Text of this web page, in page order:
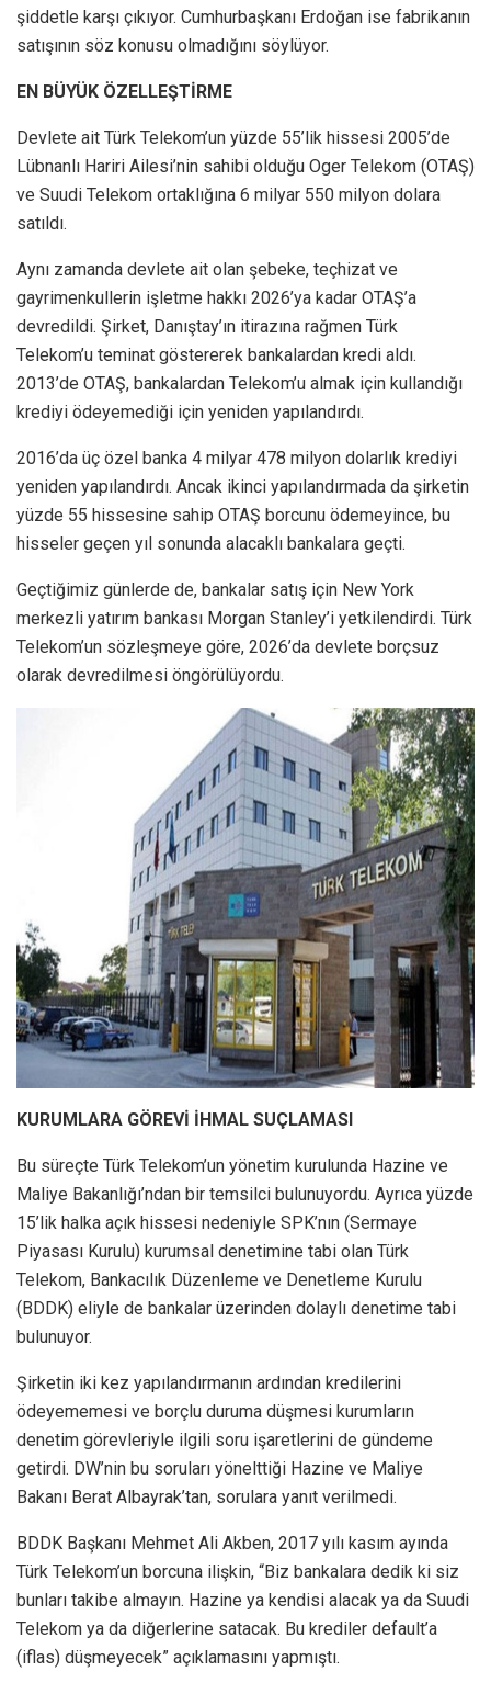
şiddetle karşı çıkıyor. Cumhurbaşkanı Erdoğan ise fabrikanın
satışının söz konusu olmadığını söylüyor.
EN BÜYÜK ÖZELLEŞTİRME
Devlete ait Türk Telekom’un yüzde 55’lik hissesi 2005’de
Lübnanlı Hariri Ailesi’nin sahibi olduğu Oger Telekom (OTAŞ)
ve Suudi Telekom ortaklığına 6 milyar 550 milyon dolara
satıldı.
Aynı zamanda devlete ait olan şebeke, teçhizat ve
gayrimenkullerin işletme hakkı 2026’ya kadar OTAŞ’a
devredildi. Şirket, Danıştay’ın itirazına rağmen Türk
Telekom’u teminat göstererek bankalardan kredi aldı.
2013’de OTAŞ, bankalardan Telekom’u almak için kullandığı
krediyi ödeyemediği için yeniden yapılandırdı.
2016’da üç özel banka 4 milyar 478 milyon dolarlık krediyi
yeniden yapılandırdı. Ancak ikinci yapılandırmada da şirketin
yüzde 55 hissesine sahip OTAŞ borcunu ödemeyince, bu
hisseler geçen yıl sonunda alacaklı bankalara geçti.
Geçtiğimiz günlerde de, bankalar satış için New York
merkezli yatırım bankası Morgan Stanley’i yetkilendirdi. Türk
Telekom’un sözleşmeye göre, 2026’da devlete borçsuz
olarak devredilmesi öngörülüyordu.
KURUMLARA GÖREVİ İHMAL SUÇLAMASI
Bu süreçte Türk Telekom’un yönetim kurulunda Hazine ve
Maliye Bakanlığı’ndan bir temsilci bulunuyordu. Ayrıca yüzde
15’lik halka açık hissesi nedeniyle SPK’nın (Sermaye
Piyasası Kurulu) kurumsal denetimine tabi olan Türk
Telekom, Bankacılık Düzenleme ve Denetleme Kurulu
(BDDK) eliyle de bankalar üzerinden dolaylı denetime tabi
bulunuyor.
Şirketin iki kez yapılandırmanın ardından kredilerini
ödeyememesi ve borçlu duruma düşmesi kurumların
denetim görevleriyle ilgili soru işaretlerini de gündeme
getirdi. DW’nin bu soruları yönelttiği Hazine ve Maliye
Bakanı Berat Albayrak’tan, sorulara yanıt verilmedi.
BDDK Başkanı Mehmet Ali Akben, 2017 yılı kasım ayında
Türk Telekom’un borcuna ilişkin, “Biz bankalara dedik ki siz
bunları takibe almayın. Hazine ya kendisi alacak ya da Suudi
Telekom ya da diğerlerine satacak. Bu krediler default’a
(iflas) düşmeyecek” açıklamasını yapmıştı.